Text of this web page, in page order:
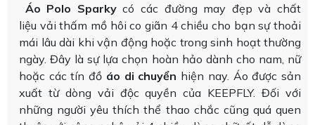
Áo Polo Sparkycó các đường may đẹp và chất
liệu vải thấm mồ hôi co giãn 4 chiều cho bạn sự thoải
mái lâu dài khi vận động hoặc trong sinh hoạt thường
ngày. Đây là sự lựa chọn hoàn hảo dành cho nam, nữ
hoặc các tín đồ áo di chuyển hiện nay. Áo được sản
xuất từ dòng vải độc quyền của KEEPFLY. Đối với
những người yêu thích thể thao chắc cũng quá quen